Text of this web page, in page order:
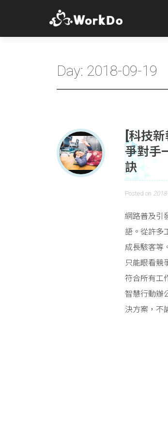
Day: 2018-09-19
[科技
爭對手
訣
Posted on
網路普及引
語。從許多
成長駭客等
只能眼看競
符合所有工
智慧行動辦
決方案，不